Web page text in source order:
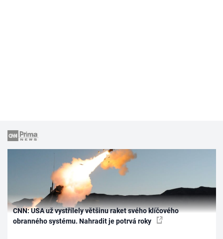
CNN: USA už vystřílely většinu raket svého klíčového
obranného systému. Nahradit je potrvá roky